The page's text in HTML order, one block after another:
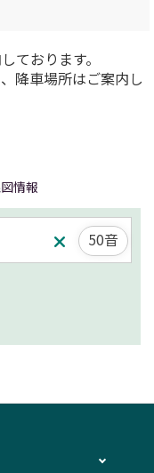
ております。
降車場所はご案内し
情報
50音